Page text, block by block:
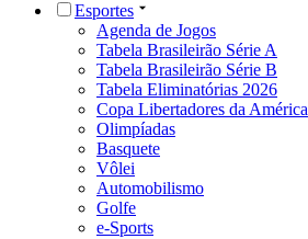
Esportes
Agenda de Jogos
Tabela Brasileirão Série A
Tabela Brasileirão Série B
Tabela Eliminatórias 2026
Copa Libertadores da América
Olimpíadas
Basquete
Vôlei
Automobilismo
Golfe
e-Sports